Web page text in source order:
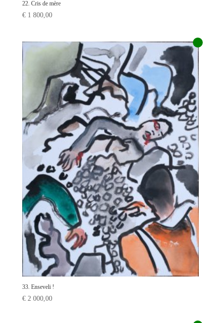
22. Cris de mère
€1 800,00
33. Enseveli !
€2 000,00